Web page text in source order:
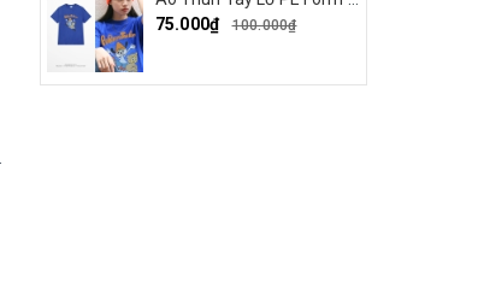
75.000₫
100.000₫